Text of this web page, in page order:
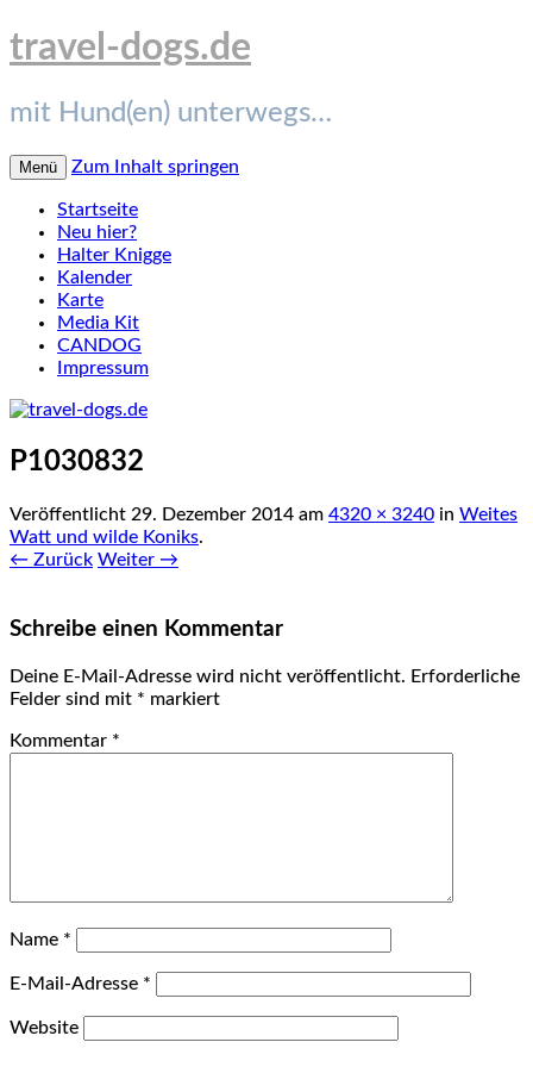
travel-dogs.de
mit Hund(en) unterwegs…
Menü Zum Inhalt springen
Startseite
Neu hier?
Halter Knigge
Kalender
Karte
Media Kit
CANDOG
Impressum
P1030832
Veröffentlicht 29. Dezember 2014 am 4320 × 3240 in Weites
Watt und wilde Koniks.
← Zurück Weiter →
Schreibe einen Kommentar
Deine E-Mail-Adresse wird nicht veröffentlicht. Erforderliche
Felder sind mit * markiert
Kommentar *
Name *
E-Mail-Adresse *
Website